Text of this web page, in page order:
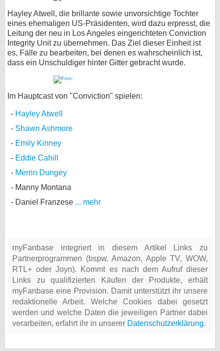
Hayley Atwell, die brillante sowie unvorsichtige Tochter
eines ehemaligen US-Präsidenten, wird dazu erpresst, die
Leitung der neu in Los Angeles eingerichteten Conviction
Integrity Unit zu übernehmen. Das Ziel dieser Einheit ist
es, Fälle zu bearbeiten, bei denen es wahrscheinlich ist,
dass ein Unschuldiger hinter Gitter gebracht wurde.
Im Hauptcast von "Conviction" spielen:
Hayley Atwell
Shawn Ashmore
Emily Kinney
Eddie Cahill
Merrin Dungey
Manny Montana
Daniel Franzese ... mehr
myFanbase integriert in diesem Artikel Links zu
Partnerprogrammen (bspw. Amazon, Apple TV, WOW,
RTL+ oder Joyn). Kommt es nach dem Aufruf dieser
Links zu qualifizierten Käufen der Produkte, erhält
myFanbase eine Provision. Damit unterstützt ihr unsere
redaktionelle Arbeit. Welche Cookies dabei gesetzt
werden und welche Daten die jeweiligen Partner dabei
verarbeiten, erfahrt ihr in unserer Datenschutzerklärung.